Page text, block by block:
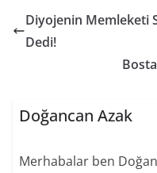
Diyojenin Memleketi
Dedi!
Doğancan Azak
Merhabalar ben